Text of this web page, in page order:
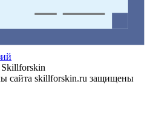
сайта skillforskin.ru защищены